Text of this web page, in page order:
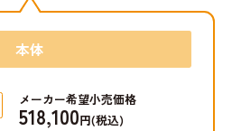
本体
メーカー希望小売価格
518,100円(税込)